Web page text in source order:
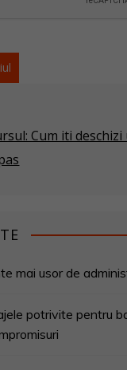
Cum iti
mai usor de
potrivite pentru